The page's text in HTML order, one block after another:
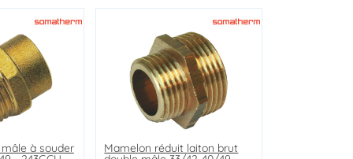
à souder Mamelon réduit laiton brut
mâle femelle Coude laiton égal mâle
brut mâle Réduction 6 pans laiton brut